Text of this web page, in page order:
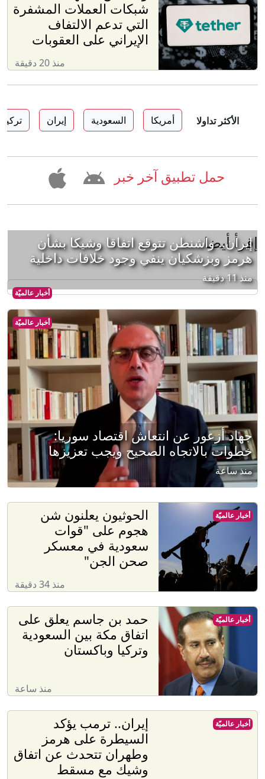
شبكات العملات المشفرة
التي تدعم الالتفاف
الإيراني على العقوبات
منذ 20 دقيقة
الأكثر تداولا أمريكا السعودية إيران تركيا
حمل تطبيق آخر خبر
إقرأ أيضا
أخبار عالميّة
إيران.. واشنطن تتوقع اتفاقا وشيكا بشأن
هرمز وبزشكيان ينفي وجود خلافات داخلية
منذ 11 دقيقة
أخبار عالميّة
جهاد أزعور عن انتعاش اقتصاد سوريا:
خطوات بالاتجاه الصحيح ويجب تعزيزها
منذ ساعة
الحوثيون يعلنون شن
هجوم على "قوات
سعودية في معسكر
صحن الجن"
منذ 34 دقيقة
أخبار عالميّة
حمد بن جاسم يعلق على
اتفاق مكة بين السعودية
وتركيا وباكستان
منذ ساعة
أخبار عالميّة
إيران.. ترمب يؤكد
السيطرة على هرمز
وطهران تتحدث عن اتفاق
وشيك مع مسقط
أخبار عالميّة